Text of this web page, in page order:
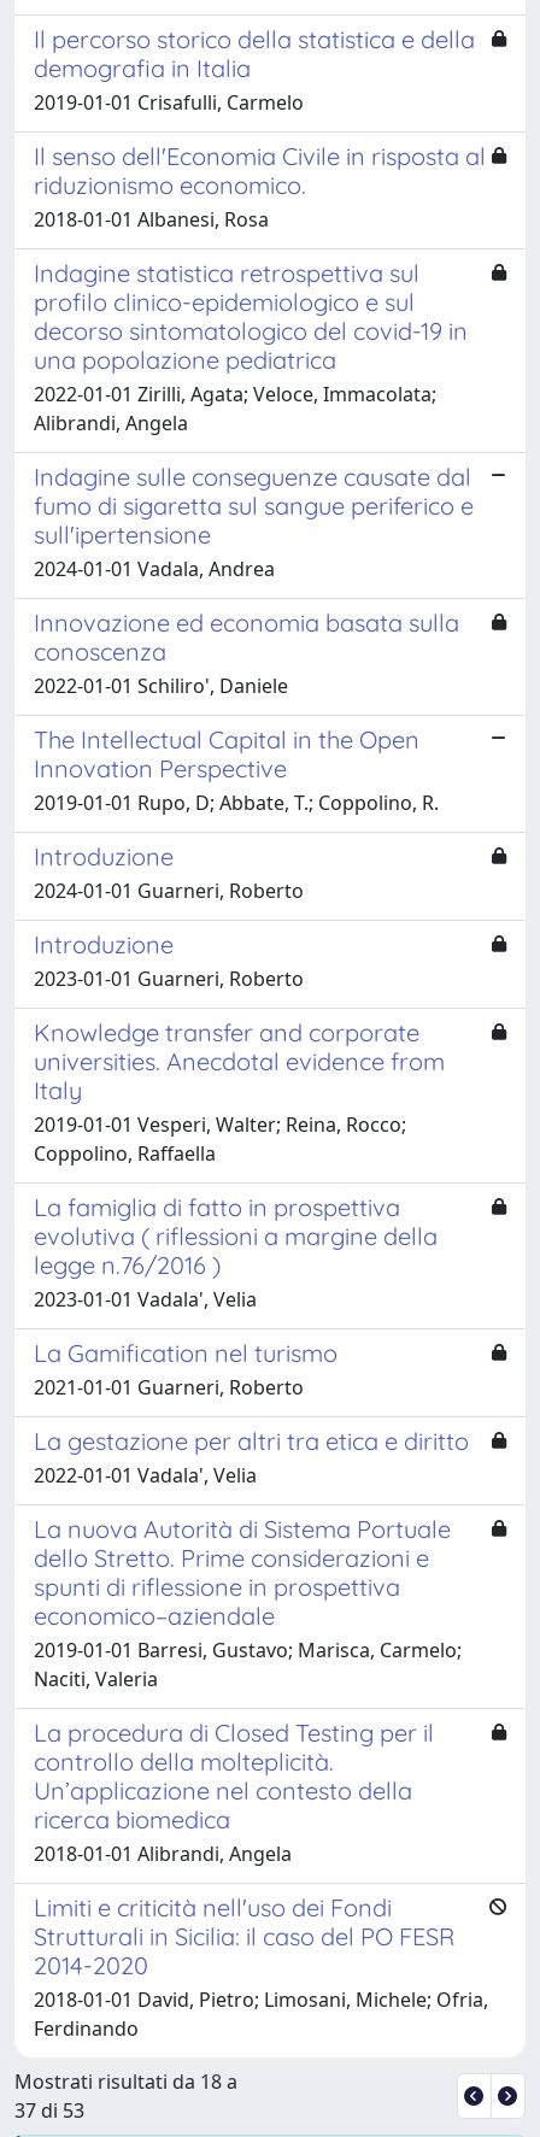
Il percorso storico della statistica e della
demografia in Italia
2019-01-01 Crisafulli, Carmelo
Il senso dell'Economia Civile in risposta al
riduzionismo economico.
2018-01-01 Albanesi, Rosa
Indagine statistica retrospettiva sul
profilo clinico-epidemiologico e sul
decorso sintomatologico del covid-19 in
una popolazione pediatrica
2022-01-01 Zirilli, Agata; Veloce, Immacolata;
Alibrandi, Angela
Indagine sulle conseguenze causate dal
fumo di sigaretta sul sangue periferico e
sull'ipertensione
2024-01-01 Vadala, Andrea
Innovazione ed economia basata sulla
conoscenza
2022-01-01 Schiliro', Daniele
The Intellectual Capital in the Open
Innovation Perspective
2019-01-01 Rupo, D; Abbate, T.; Coppolino, R.
Introduzione
2024-01-01 Guarneri, Roberto
Introduzione
2023-01-01 Guarneri, Roberto
Knowledge transfer and corporate
universities. Anecdotal evidence from
Italy
2019-01-01 Vesperi, Walter; Reina, Rocco;
Coppolino, Raffaella
La famiglia di fatto in prospettiva
evolutiva ( riflessioni a margine della
legge n.76/2016 )
2023-01-01 Vadala', Velia
La Gamification nel turismo
2021-01-01 Guarneri, Roberto
La gestazione per altri tra etica e diritto
2022-01-01 Vadala', Velia
La nuova Autorità di Sistema Portuale
dello Stretto. Prime considerazioni e
spunti di riflessione in prospettiva
economico–aziendale
2019-01-01 Barresi, Gustavo; Marisca, Carmelo;
Naciti, Valeria
La procedura di Closed Testing per il
controllo della molteplicità.
Un’applicazione nel contesto della
ricerca biomedica
2018-01-01 Alibrandi, Angela
Limiti e criticità nell'uso dei Fondi
Strutturali in Sicilia: il caso del PO FESR
2014-2020
2018-01-01 David, Pietro; Limosani, Michele; Ofria,
Ferdinando
Mostrati risultati da 18 a
37 di 53